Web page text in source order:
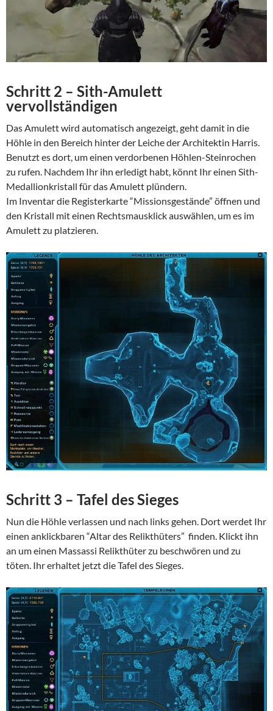
Schritt 2 – Sith-Amulett
vervollständigen
Das Amulett wird automatisch angezeigt, geht damit in die
Höhle in den Bereich hinter der Leiche derArchitektin Harris.
Benutzt es dort, um einen verdorbenen Höhlen-Steinrochen
zu rufen. Nachdem Ihr ihn erledigt habt, könnt Ihr einen Sith-
Medallionkristall für das Amulett plündern.
Im Inventar die Registerkarte “Missionsgestände” öffnen und
den Kristall mit einen Rechtsmausklick auswählen, um es im
Amulett zu platzieren.
Schritt 3 – Tafel des Sieges
Nun die Höhle verlassen und nach links gehen. Dort werdet Ihr
einen anklickbaren “Altar des Relikthüters” finden. Klickt ihn
an um einen Massassi Relikthüter zu beschwören und zu
töten. Ihr erhaltet jetzt die Tafel des Sieges.